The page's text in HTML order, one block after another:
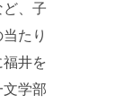
、子
たり
井を
学部